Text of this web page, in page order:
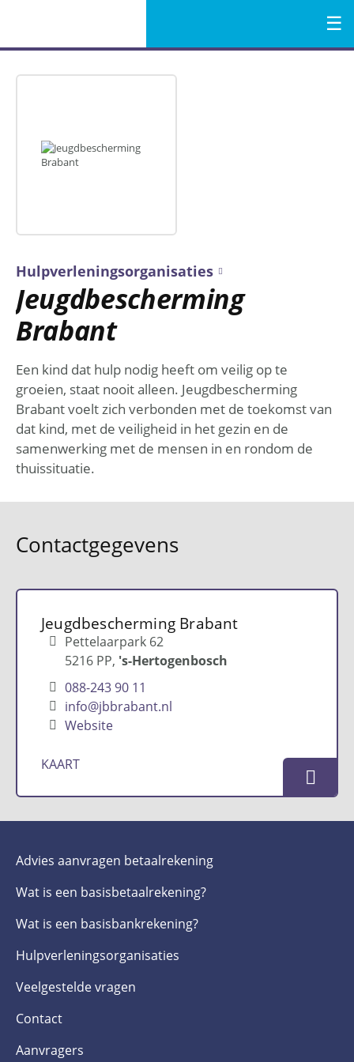
Menu
Hulpverleningsorganisaties
Jeugdbescherming
Brabant
Een kind dat hulp nodig heeft om veilig op te
groeien, staat nooit alleen. Jeugdbescherming
Brabant voelt zich verbonden met de toekomst van
dat kind, met de veiligheid in het gezin en de
samenwerking met de mensen in en rondom de
thuissituatie.
Contactgegevens
Jeugdbescherming Brabant
Pettelaarpark 62
5216 PP 's-Hertogenbosch
088-243 90 11
info@jbbrabant.nl
Website
KAART
Advies aanvragen betaalrekening
Wat is een basis­betaalrekening?
Wat is een basis­bankrekening?
Hulpverlenings­organisaties
Veelgestelde­ vragen
Contact
Aanvragers